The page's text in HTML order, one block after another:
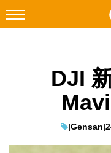
Facebook
遊戲動漫
DJI
|Gensan|